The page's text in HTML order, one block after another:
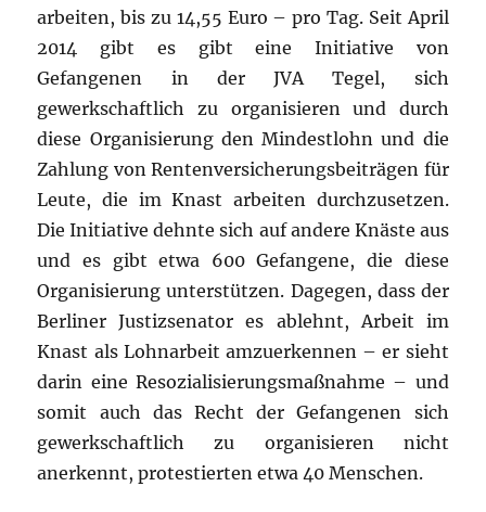
arbeiten, bis zu 14,55 Euro – pro Tag. Seit April
2014 gibt es gibt eine Initiative von
Gefangenen in der JVA Tegel, sich
gewerkschaftlich zu organisieren und durch
diese Organisierung den Mindestlohn und die
Zahlung von Rentenversicherungsbeiträgen für
Leute, die im Knast arbeiten durchzusetzen.
Die Initiative dehnte sich auf andere Knäste aus
und es gibt etwa 600 Gefangene, die diese
Organisierung unterstützen. Dagegen, dass der
Berliner Justizsenator es ablehnt, Arbeit im
Knast als Lohnarbeit amzuerkennen – er sieht
darin eine Resozialisierungsmaßnahme – und
somit auch das Recht der Gefangenen sich
gewerkschaftlich zu organisieren nicht
anerkennt, protestierten etwa 40 Menschen.